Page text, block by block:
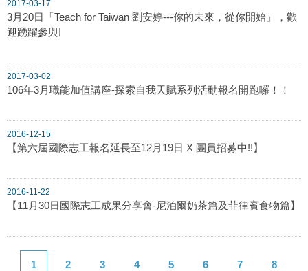
2017-03-17
3月20日「Teach for Taiwan 劉安婷---你的未來，從你開始」，歡
迎踴躍參與!
2017-03-02
106年3月職能加值講座-探索自我天賦系列活動報名開跑囉！！
2016-12-15
【第六屆國際志工報名延長至12月19日 X 團員招募中!!】
2016-11-22
【11月30日國際志工成果分享會-尼泊爾奶茶篇及菲律賓食物篇】
1 2 3 4 5 6 7 8